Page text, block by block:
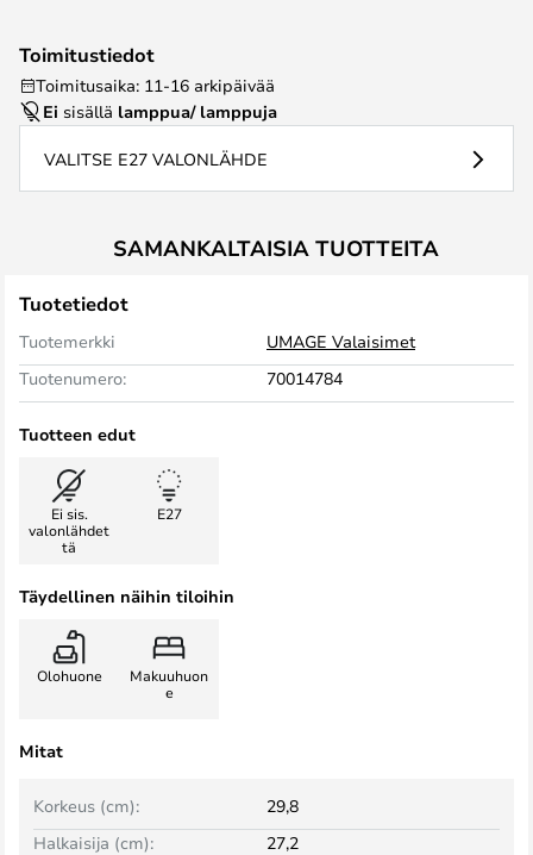
Toimitustiedot
Toimitusaika: 11-16 arkipäivää
Ei sisällä lamppua/ lamppuja
VALITSE E27 VALONLÄHDE
SAMANKALTAISIA TUOTTEITA
Tuotetiedot
Tuotemerkki
UMAGE Valaisimet
Tuotenumero:
70014784
Tuotteen edut
Ei sis.
valonlähdet
tä
E27
Täydellinen näihin tiloihin
Olohuone
Makuuhuon
e
Mitat
Korkeus (cm):
29,8
Halkaisija (cm):
27,2